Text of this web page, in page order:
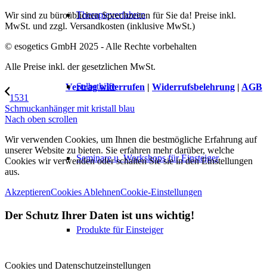
Therapieverfahren
Selbsthilfe
Seminare u. Workshops für Einsteiger
Produkte für Einsteiger
Wir sind zu büroüblichen Sprechzeiten für Sie da! Preise inkl.
MwSt. und zzgl. Versandkosten (inklusive MwSt.)
© esogetics GmbH 2025 - Alle Rechte vorbehalten
Alle Preise inkl. der gesetzlichen MwSt.
Vertrag widerrufen | Widerrufsbelehrung | AGB
1531
Schmuckanhänger mit kristall blau
Nach oben scrollen
Wir verwenden Cookies, um Ihnen die bestmögliche Erfahrung auf
unserer Website zu bieten. Sie erfahren mehr darüber, welche
Cookies wir verwenden oder schalten Sie sie in den Einstellungen
aus.
AkzeptierenCookies AblehnenCookie-Einstellungen
Der Schutz Ihrer Daten ist uns wichtig!
Cookies und Datenschutzeinstellungen